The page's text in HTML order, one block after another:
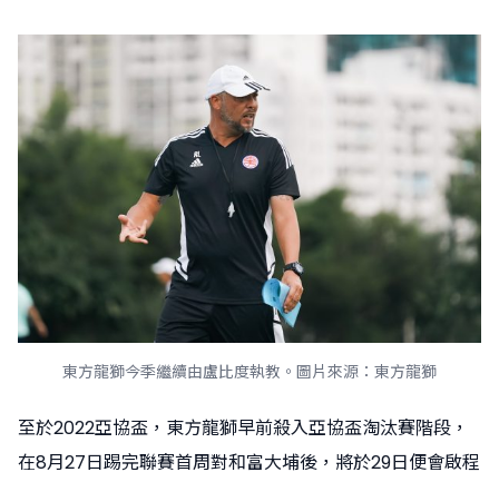
東方龍獅今季繼續由盧比度執教。圖片來源：東方龍獅
至於2022亞協盃，東方龍獅早前殺入亞協盃淘汰賽階段，
在8月27日踢完聯賽首周對和富大埔後，將於29日便會啟程